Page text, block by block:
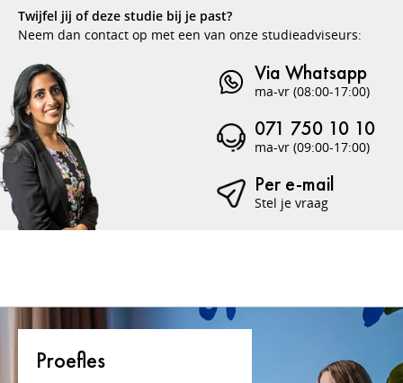
Twijfel jij of deze studie bij je past?
Neem dan contact op met een van onze studieadviseurs:
Via Whatsapp
ma-vr (08:00-17:00)
071 750 10 10
ma-vr (09:00-17:00)
Per e-mail
Stel je vraag
Proefles